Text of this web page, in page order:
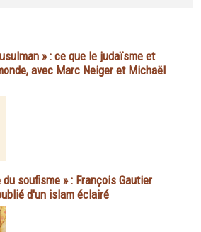
» : ce que le judaïsme et
avec Marc Neiger et Michaël
soufisme » : François Gautier
d'un islam éclairé